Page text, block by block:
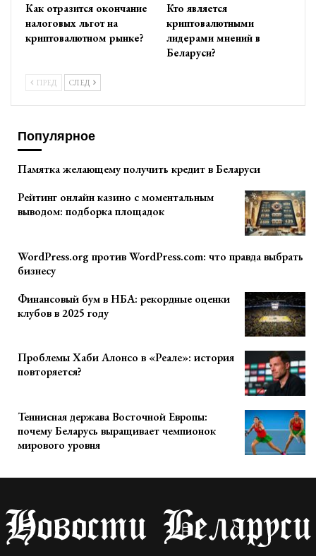
Как отразится окончание
налоговых льгот на
криптовалютном рынке?
Кто является
криптовалютными
лидерами мнений в
Беларуси?
ПРЕД СЛЕД
Популярное
Памятка желающему получить кредит в Беларуси
Рейтинг онлайн казино с моментальным
выводом: подборка площадок
WordPress.org против WordPress.com: что правда выбрать
бизнесу
Финансовый бум в НБА: рекордные оценки
клубов в 2025 году
Проблемы Хаби Алонсо в «Реале»: история
повторяется?
Теннисная держава Восточной Европы:
почему Беларусь выращивает чемпионок
мирового уровня